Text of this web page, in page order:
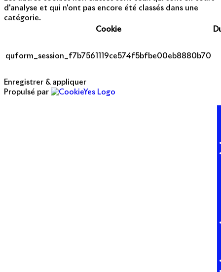
d'analyse et qui n'ont pas encore été classés dans une
catégorie.
Cookie
quform_session_f7b7561119ce574f5bfbe00eb8880b70
Enregistrer & appliquer
Propulsé par